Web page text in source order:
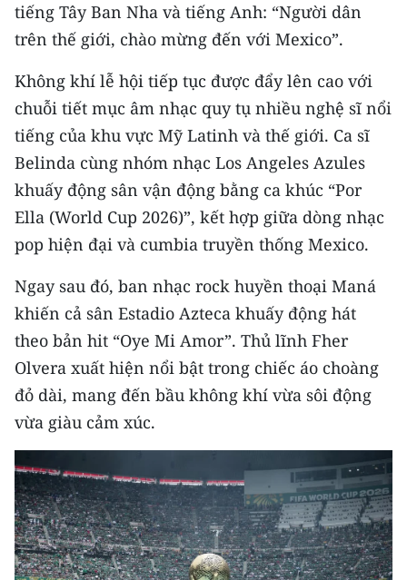
Media Chính trị
Media Kinh tế
Media Văn hóa
Media Xã hội
Media Pháp luật
Media Du lịch
Media Thế giới
Media Thể thao
Media Giáo dục
Media Y tế
Media Khoa học - Công nghệ
Media Môi trường
Ảnh
Infographic
tiếng Tây Ban Nha và tiếng Anh: “Người dân
trên thế giới, chào mừng đến với Mexico”.
Không khí lễ hội tiếp tục được đẩy lên cao với
chuỗi tiết mục âm nhạc quy tụ nhiều nghệ sĩ nổi
tiếng của khu vực Mỹ Latinh và thế giới. Ca sĩ
Belinda cùng nhóm nhạc Los Angeles Azules
khuấy động sân vận động bằng ca khúc “Por
Ella (World Cup 2026)”, kết hợp giữa dòng nhạc
pop hiện đại và cumbia truyền thống Mexico.
Ngay sau đó, ban nhạc rock huyền thoại Maná
khiến cả sân Estadio Azteca khuấy động hát
theo bản hit “Oye Mi Amor”. Thủ lĩnh Fher
Olvera xuất hiện nổi bật trong chiếc áo choàng
đỏ dài, mang đến bầu không khí vừa sôi động
vừa giàu cảm xúc.